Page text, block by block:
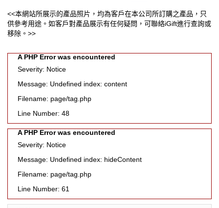
<<本網站所展示的產品照片，均為客戶在本公司所訂購之產品，只
供參考用途。如客戶對產品展示有任何疑問，可聯絡iGift進行查詢或
移除。>>
A PHP Error was encountered
Severity: Notice
Message: Undefined index: content
Filename: page/tag.php
Line Number: 48
A PHP Error was encountered
Severity: Notice
Message: Undefined index: hideContent
Filename: page/tag.php
Line Number: 61